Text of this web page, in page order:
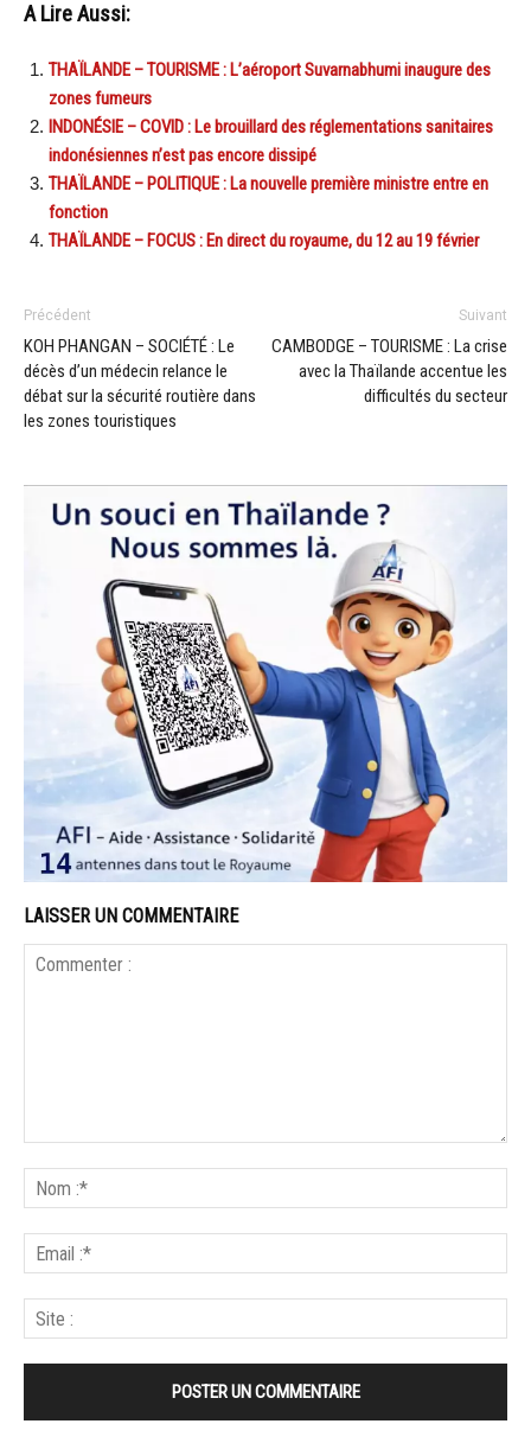
A Lire Aussi:
THAÏLANDE – TOURISME : L’aéroport Suvarnabhumi inaugure des
zones fumeurs
INDONÉSIE – COVID : Le brouillard des réglementations sanitaires
indonésiennes n’est pas encore dissipé
THAÏLANDE – POLITIQUE : La nouvelle première ministre entre en
fonction
THAÏLANDE – FOCUS : En direct du royaume, du 12 au 19 février
Précédent
KOH PHANGAN – SOCIÉTÉ : Le
décès d’un médecin relance le
débat sur la sécurité routière dans
les zones touristiques
Suivant
CAMBODGE – TOURISME : La crise
avec la Thaïlande accentue les
difficultés du secteur
LAISSER UN COMMENTAIRE